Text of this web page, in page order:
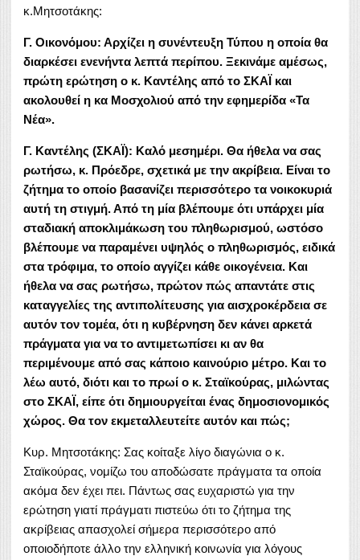
κ.Μητσοτάκης:
Γ. Οικονόμου: Αρχίζει η συνέντευξη Τύπου η οποία θα
διαρκέσει ενενήντα λεπτά περίπου. Ξεκινάμε αμέσως,
πρώτη ερώτηση ο κ. Καντέλης από το ΣΚΑΪ και
ακολουθεί η κα Μοσχολιού από την εφημερίδα «Τα
Νέα».
Γ. Καντέλης (ΣΚΑΪ): Καλό μεσημέρι. Θα ήθελα να σας
ρωτήσω, κ. Πρόεδρε, σχετικά με την ακρίβεια. Είναι το
ζήτημα το οποίο βασανίζει περισσότερο τα νοικοκυριά
αυτή τη στιγμή. Από τη μία βλέπουμε ότι υπάρχει μία
σταδιακή αποκλιμάκωση του πληθωρισμού, ωστόσο
βλέπουμε να παραμένει υψηλός ο πληθωρισμός, ειδικά
στα τρόφιμα, το οποίο αγγίζει κάθε οικογένεια. Και
ήθελα να σας ρωτήσω, πρώτον πώς απαντάτε στις
καταγγελίες της αντιπολίτευσης για αισχροκέρδεια σε
αυτόν τον τομέα, ότι η κυβέρνηση δεν κάνει αρκετά
πράγματα για να το αντιμετωπίσει κι αν θα
περιμένουμε από σας κάποιο καινούριο μέτρο. Και το
λέω αυτό, διότι και το πρωί ο κ. Σταϊκούρας, μιλώντας
στο ΣΚΑΪ, είπε ότι δημιουργείται ένας δημοσιονομικός
χώρος. Θα τον εκμεταλλευτείτε αυτόν και πώς;
Κυρ. Μητσοτάκης: Σας κοίταξε λίγο διαγώνια ο κ.
Σταϊκούρας, νομίζω του αποδώσατε πράγματα τα οποία
ακόμα δεν έχει πει. Πάντως σας ευχαριστώ για την
ερώτηση γιατί πράγματι πιστεύω ότι το ζήτημα της
ακρίβειας απασχολεί σήμερα περισσότερο από
οποιοδήποτε άλλο την ελληνική κοινωνία για λόγους